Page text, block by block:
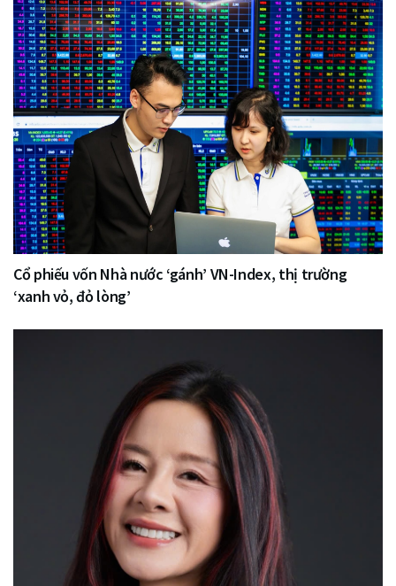
Cổ phiếu vốn Nhà nước ‘gánh’ VN-Index, thị trường
‘xanh vỏ, đỏ lòng’